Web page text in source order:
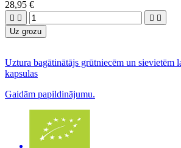
28,95 €
   
Uz grozu
Uztura bagātinātājs grūtniecēm un sievietēm
kapsulas
Gaidām papildinājumu.